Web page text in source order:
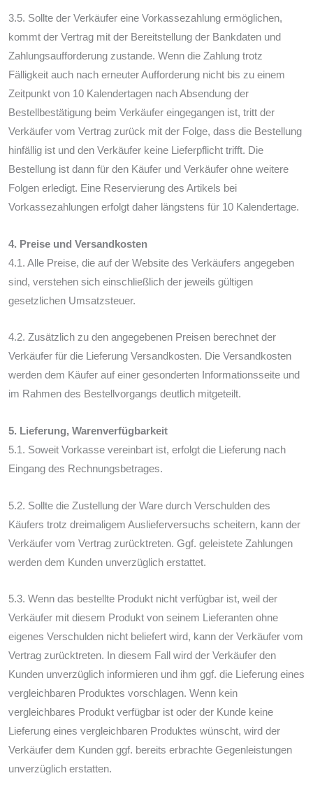
3.5. Sollte der Verkäufer eine Vorkassezahlung ermöglichen,
kommt der Vertrag mit der Bereitstellung der Bankdaten und
Zahlungsaufforderung zustande. Wenn die Zahlung trotz
Fälligkeit auch nach erneuter Aufforderung nicht bis zu einem
Zeitpunkt von 10 Kalendertagen nach Absendung der
Bestellbestätigung beim Verkäufer eingegangen ist, tritt der
Verkäufer vom Vertrag zurück mit der Folge, dass die Bestellung
hinfällig ist und den Verkäufer keine Lieferpflicht trifft. Die
Bestellung ist dann für den Käufer und Verkäufer ohne weitere
Folgen erledigt. Eine Reservierung des Artikels bei
Vorkassezahlungen erfolgt daher längstens für 10 Kalendertage.
4. Preise und Versandkosten
4.1. Alle Preise, die auf der Website des Verkäufers angegeben
sind, verstehen sich einschließlich der jeweils gültigen
gesetzlichen Umsatzsteuer.
4.2. Zusätzlich zu den angegebenen Preisen berechnet der
Verkäufer für die Lieferung Versandkosten. Die Versandkosten
werden dem Käufer auf einer gesonderten Informationsseite und
im Rahmen des Bestellvorgangs deutlich mitgeteilt.
5. Lieferung, Warenverfügbarkeit
5.1. Soweit Vorkasse vereinbart ist, erfolgt die Lieferung nach
Eingang des Rechnungsbetrages.
5.2. Sollte die Zustellung der Ware durch Verschulden des
Käufers trotz dreimaligem Auslieferversuchs scheitern, kann der
Verkäufer vom Vertrag zurücktreten. Ggf. geleistete Zahlungen
werden dem Kunden unverzüglich erstattet.
5.3. Wenn das bestellte Produkt nicht verfügbar ist, weil der
Verkäufer mit diesem Produkt von seinem Lieferanten ohne
eigenes Verschulden nicht beliefert wird, kann der Verkäufer vom
Vertrag zurücktreten. In diesem Fall wird der Verkäufer den
Kunden unverzüglich informieren und ihm ggf. die Lieferung eines
vergleichbaren Produktes vorschlagen. Wenn kein
vergleichbares Produkt verfügbar ist oder der Kunde keine
Lieferung eines vergleichbaren Produktes wünscht, wird der
Verkäufer dem Kunden ggf. bereits erbrachte Gegenleistungen
unverzüglich erstatten.